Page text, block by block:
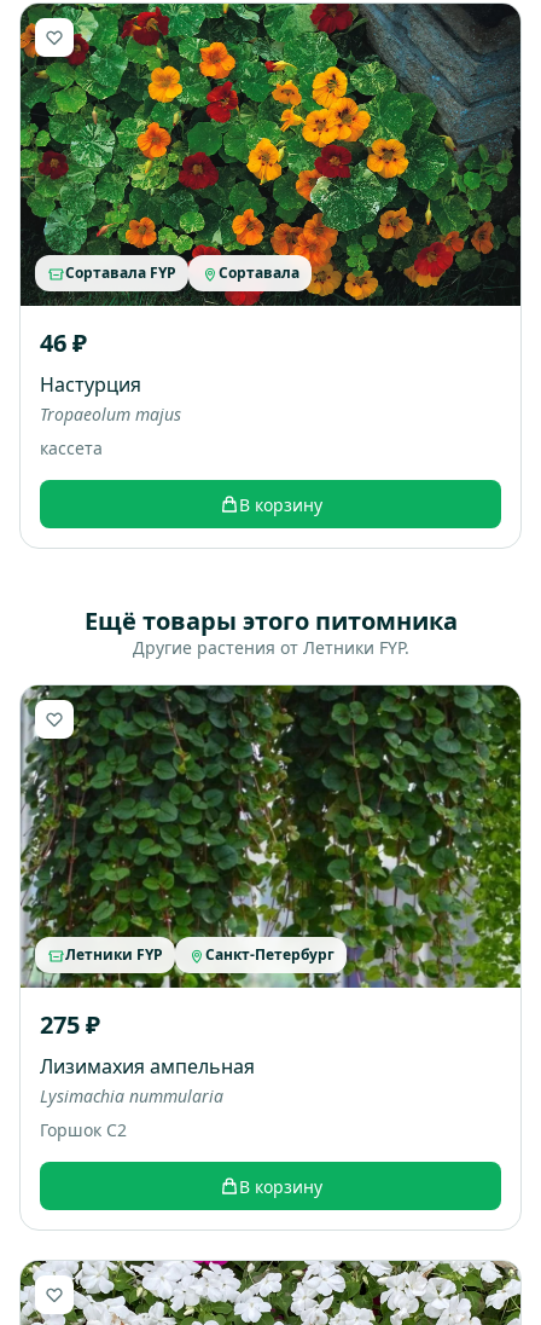
Сортавала FYP Сортавала
46 ₽
Настурция
Tropaeolum majus
кассета
В корзину
Ещё товары этого питомника
Другие растения от Летники FYP.
Летники FYP Санкт-Петербург
275 ₽
Лизимахия ампельная
Lysimachia nummularia
Горшок С2
В корзину